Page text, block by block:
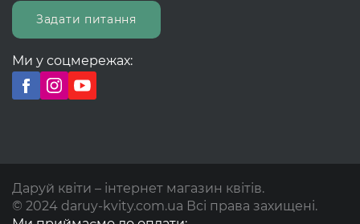
Задати питання
Ми у соцмережах:
Даруй квіти – інтернет магазин квітів.
© 2024 daruy-kvity.com.ua Всі права захищені.